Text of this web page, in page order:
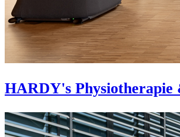
HARDY's